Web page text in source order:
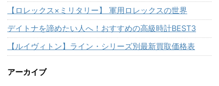
【ロレックス×ミリタリー】 軍用ロレックスの世界
デイトナを諦めたい人へ！おすすめの高級時計BEST3
【ルイヴィトン】ライン・シリーズ別最新買取価格表
アーカイブ